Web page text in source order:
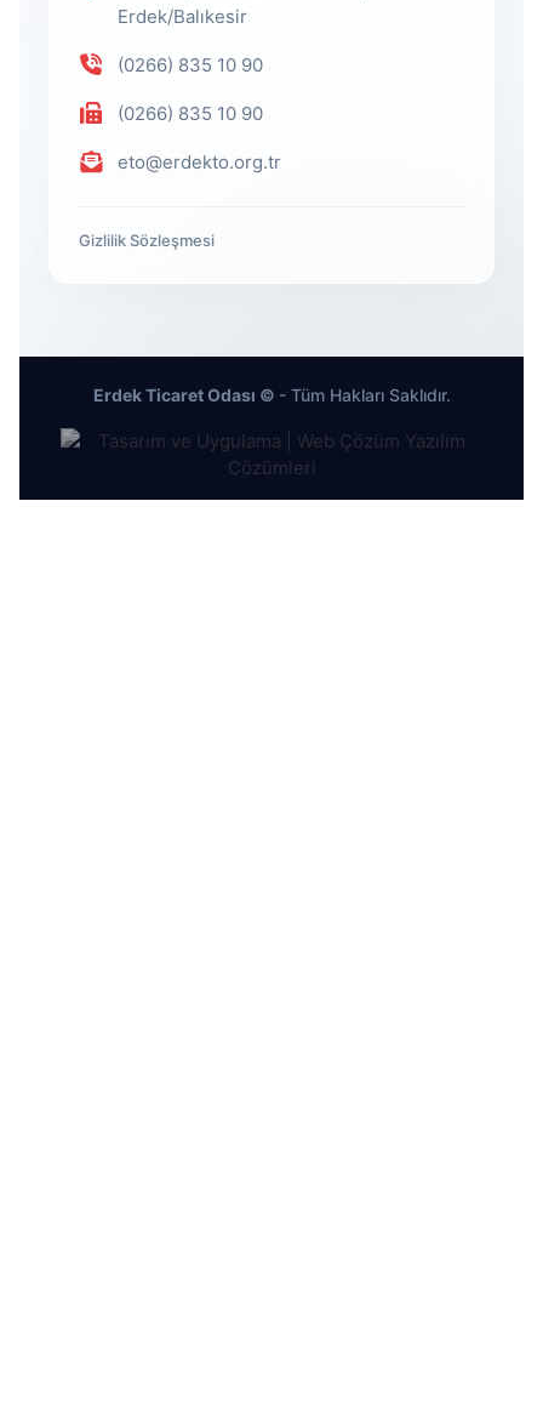
Erdek/Balıkesir
(0266) 835 10 90
(0266) 835 10 90
eto@erdekto.org.tr
Gizlilik Sözleşmesi
Erdek Ticaret Odası © - Tüm Hakları Saklıdır.